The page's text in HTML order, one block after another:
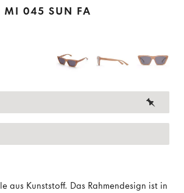
MI 045 SUN FA
aus Kunststoff. Das Rahmendesign ist in